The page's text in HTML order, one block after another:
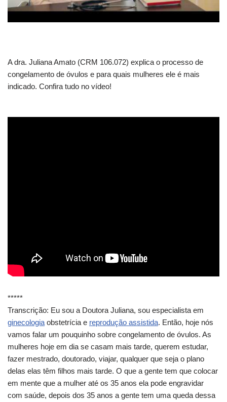
A dra. Juliana Amato (CRM 106.072) explica o processo de
congelamento de óvulos e para quais mulheres ele é mais
indicado. Confira tudo no vídeo!
*****
Transcrição: Eu sou a Doutora Juliana, sou especialista em
ginecologia obstetrícia e reprodução assistida. Então, hoje nós
vamos falar um pouquinho sobre congelamento de óvulos. As
mulheres hoje em dia se casam mais tarde, querem estudar,
fazer mestrado, doutorado, viajar, qualquer que seja o plano
delas elas têm filhos mais tarde. O que a gente tem que colocar
em mente que a mulher até os 35 anos ela pode engravidar
com saúde, depois dos 35 anos a gente tem uma queda dessa